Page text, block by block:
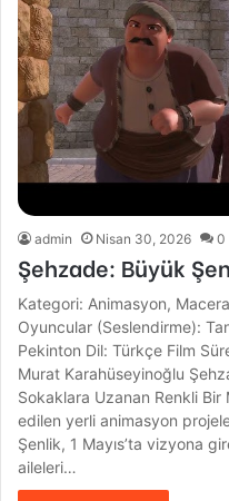
admin Nisan 30, 2026 0
Şehzade: Büyük
Kategori: Animasyon,
Oyuncular (Seslendirme):
Pekinton Dil: Türkçe Film
Murat Karahüseyinoğlu
Sokaklara Uzanan Renkli Bir
edilen yerli animasyon
Şenlik, 1 Mayıs’ta vizyona
aileleri…